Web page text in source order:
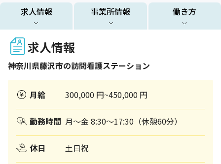
求人情報 事業所情報 働き方
求人情報
神奈川県藤沢市の訪問看護ステーション
月給 300,000 円~450,000 円
勤務時間 月～金 8:30～17:30（休憩60分）
休日 土日祝